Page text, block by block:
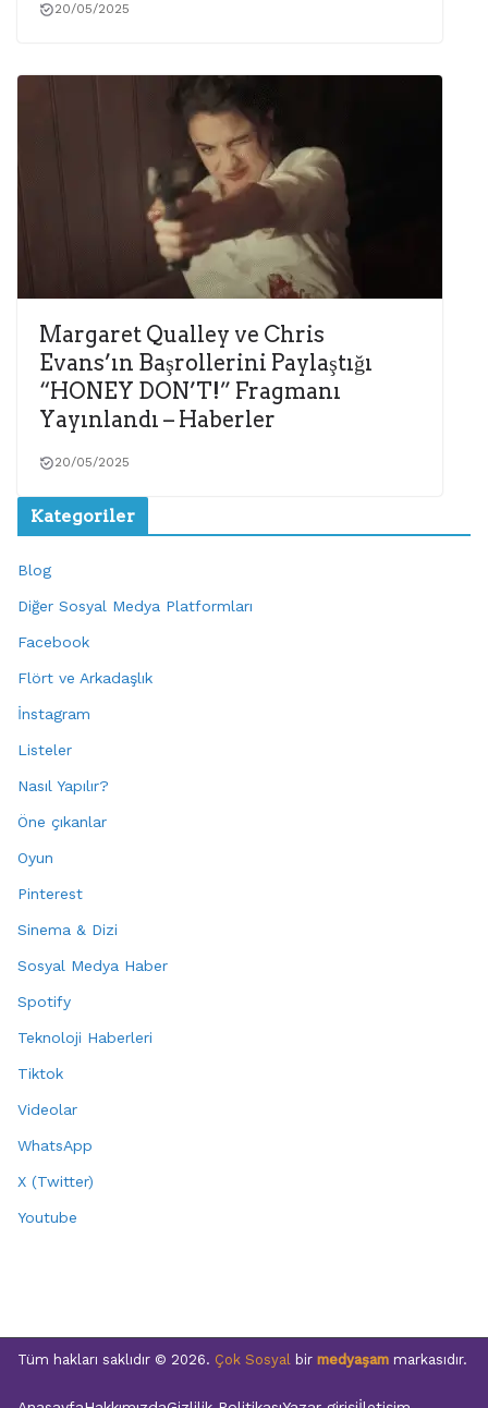
20/05/2025
Margaret Qualley ve Chris
Evans’ın Başrollerini Paylaştığı
“HONEY DON’T!” Fragmanı
Yayınlandı – Haberler
20/05/2025
Kategoriler
Blog
Diğer Sosyal Medya Platformları
Facebook
Flört ve Arkadaşlık
İnstagram
Listeler
Nasıl Yapılır?
Öne çıkanlar
Oyun
Pinterest
Sinema & Dizi
Sosyal Medya Haber
Spotify
Teknoloji Haberleri
Tiktok
Videolar
WhatsApp
X (Twitter)
Youtube
Tüm hakları saklıdır © 2026. Çok Sosyal bir medyaşam markasıdır.